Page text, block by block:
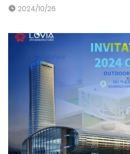
2024/10/26